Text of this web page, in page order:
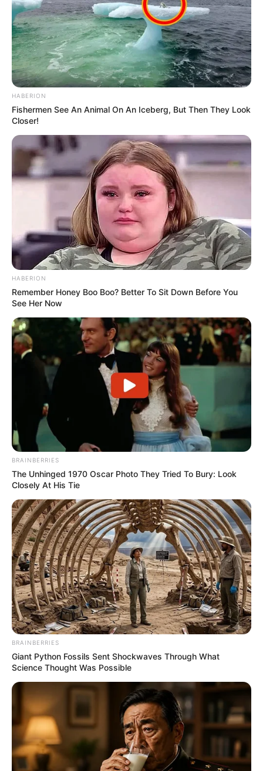
gyermekeket és azokat kezeli, akik javítóintézetbe
kerültek?”
Mint írta, ezekre a kérdésekre adott válasz sokkal
jobban érdekelné, mint a moszkvai kalandok.
Vihar a kommentmezőben
A bejegyzés természetesen heves reakciókat
váltott ki: voltak, akik bátor és őszinte
megszólalásnak tartották, mások szerint azonban a
kritika túlságosan személyeskedő és kemény
hangvételű volt. A vita újra ráirányította a
figyelmet arra, milyen vékony jégen mozognak
azok a fiatal közszereplők, akik egyszerre
próbálnak influenszerként és politikai szereplőként
jelen lenni.
Gáspár Evelin reagál-e részletesen a felvetésekre.
Az viszont biztos: a történet túlmutat egyetlen
moszkvai úton, és a közéleti felelősség, a
hitelesség, valamint a közösségi média szerepének
kérdését feszegeti egy olyan korban, amikor
egyetlen poszt is országos vitát indíthat.
HABERION
Fishermen See An Animal On An Iceberg, But Then They Look
Closer!
HABERION
Remember Honey Boo Boo? Better To Sit Down Before You
See Her Now
BRAINBERRIES
The Unhinged 1970 Oscar Photo They Tried To Bury: Look
Closely At His Tie
BRAINBERRIES
Giant Python Fossils Sent Shockwaves Through What
Science Thought Was Possible